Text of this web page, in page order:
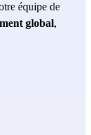
équipe de
global,